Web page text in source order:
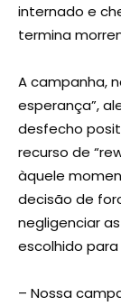
internado e
termina
A campanha,
esperança”,
desfecho
recurso de
àquele
decisão de
negligenciar
escolhido
– Nossa